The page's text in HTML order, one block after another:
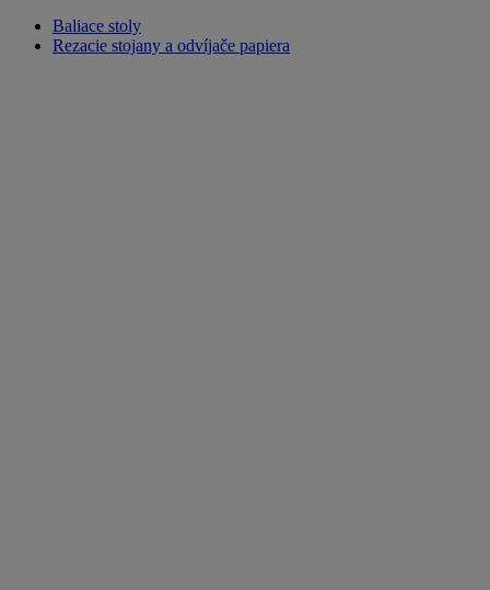
Baliace stoly
Rezacie stojany a odvíjače papiera